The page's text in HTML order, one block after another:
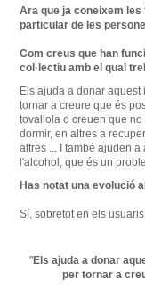
Ara que ja coneixem les
particular de les
Com creus que han
col·lectiu amb el qual
Els ajuda a donar aquest
tornar a creure que és
tovallola o creuen que no
dormir, en altres a
altres
I també ajuden a
l'alcohol , que és un
Has notat una evolució
Sí sobretot en els
"Els ajuda a donar
per tornar a